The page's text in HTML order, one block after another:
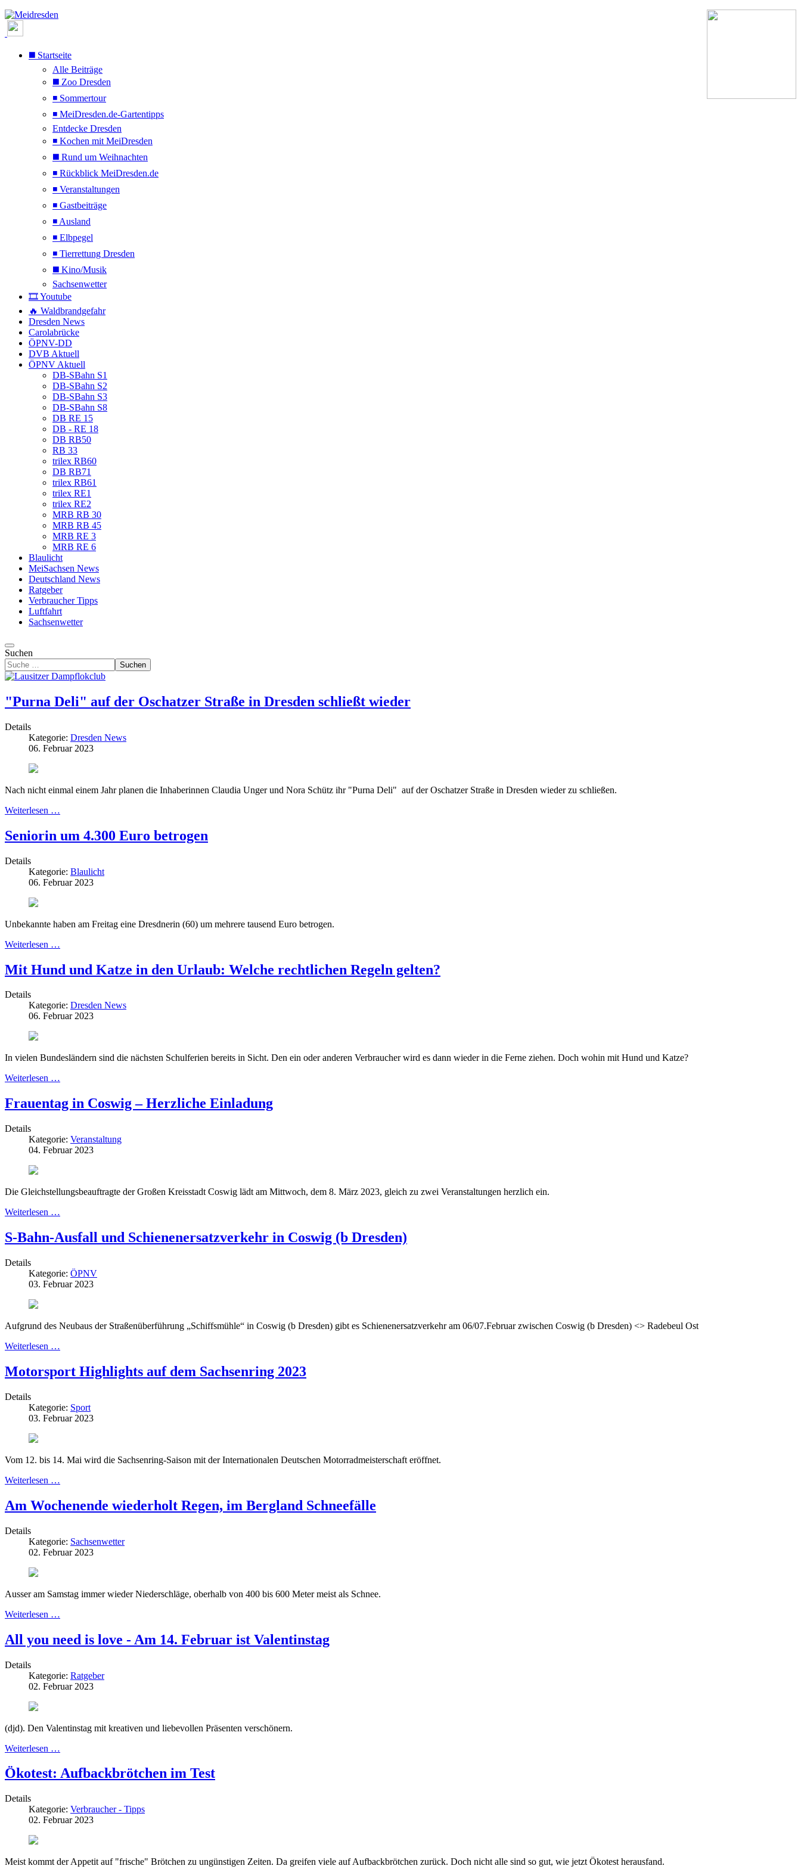
◼️ Startseite
Alle Beiträge
◼️ Zoo Dresden
◾ Sommertour
◾ MeiDresden.de-Gartentipps
Entdecke Dresden
◾ Kochen mit MeiDresden
◼️ Rund um Weihnachten
◾ Rückblick MeiDresden.de
◾ Veranstaltungen
◾ Gastbeiträge
◾ Ausland
◾ Elbpegel
◾ Tierrettung Dresden
◼️ Kino/Musik
Sachsenwetter
🎞️ Youtube
🔥 Waldbrandgefahr
Dresden News
Carolabrücke
ÖPNV-DD
DVB Aktuell
ÖPNV Aktuell
DB-SBahn S1
DB-SBahn S2
DB-SBahn S3
DB-SBahn S8
DB RE 15
DB - RE 18
DB RB50
RB 33
trilex RB60
DB RB71
trilex RB61
trilex RE1
trilex RE2
MRB RB 30
MRB RB 45
MRB RE 3
MRB RE 6
Blaulicht
MeiSachsen News
Deutschland News
Ratgeber
Verbraucher Tipps
Luftfahrt
Sachsenwetter
Suchen
Suchen
"Purna Deli" auf der Oschatzer Straße in Dresden schließt wieder
Details
Kategorie: Dresden News
06. Februar 2023
Nach nicht einmal einem Jahr planen die Inhaberinnen Claudia Unger und Nora Schütz ihr "Purna Deli" auf der Oschatzer Straße in Dresden wieder zu schließen.
Weiterlesen …
Seniorin um 4.300 Euro betrogen
Details
Kategorie: Blaulicht
06. Februar 2023
Unbekannte haben am Freitag eine Dresdnerin (60) um mehrere tausend Euro betrogen.
Weiterlesen …
Mit Hund und Katze in den Urlaub: Welche rechtlichen Regeln gelten?
Details
Kategorie: Dresden News
06. Februar 2023
In vielen Bundesländern sind die nächsten Schulferien bereits in Sicht. Den ein oder anderen Verbraucher wird es dann wieder in die Ferne ziehen. Doch wohin mit Hund und Katze?
Weiterlesen …
Frauentag in Coswig – Herzliche Einladung
Details
Kategorie: Veranstaltung
04. Februar 2023
Die Gleichstellungsbeauftragte der Großen Kreisstadt Coswig lädt am Mittwoch, dem 8. März 2023, gleich zu zwei Veranstaltungen herzlich ein.
Weiterlesen …
S-Bahn-Ausfall und Schienenersatzverkehr in Coswig (b Dresden)
Details
Kategorie: ÖPNV
03. Februar 2023
Aufgrund des Neubaus der Straßenüberführung „Schiffsmühle“ in Coswig (b Dresden) gibt es Schienenersatzverkehr am 06/07.Februar zwischen Coswig (b Dresden) <> Radebeul Ost
Weiterlesen …
Motorsport Highlights auf dem Sachsenring 2023
Details
Kategorie: Sport
03. Februar 2023
Vom 12. bis 14. Mai wird die Sachsenring-Saison mit der Internationalen Deutschen Motorradmeisterschaft eröffnet.
Weiterlesen …
Am Wochenende wiederholt Regen, im Bergland Schneefälle
Details
Kategorie: Sachsenwetter
02. Februar 2023
Ausser am Samstag immer wieder Niederschläge, oberhalb von 400 bis 600 Meter meist als Schnee.
Weiterlesen …
All you need is love - Am 14. Februar ist Valentinstag
Details
Kategorie: Ratgeber
02. Februar 2023
(djd). Den Valentinstag mit kreativen und liebevollen Präsenten verschönern.
Weiterlesen …
Ökotest: Aufbackbrötchen im Test
Details
Kategorie: Verbraucher - Tipps
02. Februar 2023
Meist kommt der Appetit auf "frische" Brötchen zu ungünstigen Zeiten. Da greifen viele auf Aufbackbrötchen zurück. Doch nicht alle sind so gut, wie jetzt Ökotest herausfand.